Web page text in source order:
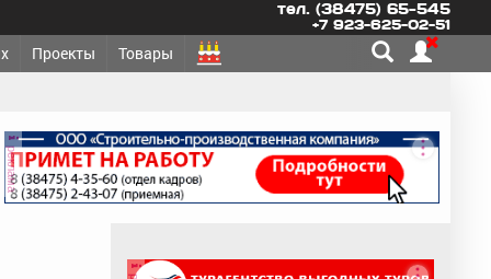
тел. (38475) 65-545
+7 923-625-02-51
Проекты Товары
реклама